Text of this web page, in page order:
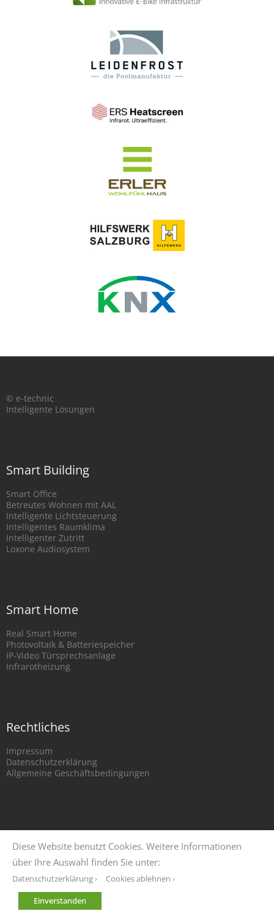
© e-technic
Intelligente Lösungen
Smart Building
Smart Office
Betreutes Wohnen mit AAL
Intelligente Lichtsteuerung
Intelligentes Raumklima
Intelligenter Zutritt
Loxone Audiosystem
Smart Home
Real Smart Home
Photovoltaik & Batteriespeicher
IP-Video Türsprechsanlage
Infrarotheizung
Rechtliches
Impressum
Datenschutzerklärung
Allgemeine Geschäftsbedingungen
Diese Website benutzt Cookies. Weitere Informationen
über Ihre Auswahl finden Sie unter:
Datenschutzerklärung ›
Cookies ablehnen ›
Einverstanden